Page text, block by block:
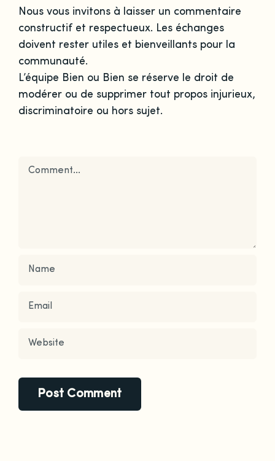
Nous vous invitons à laisser un commentaire
constructif et respectueux. Les échanges
doivent rester utiles et bienveillants pour la
communauté.
L’équipe Bien ou Bien se réserve le droit de
modérer ou de supprimer tout propos injurieux,
discriminatoire ou hors sujet.
Comment